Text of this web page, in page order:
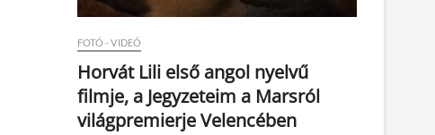
FOTÓ - VIDEÓ
Horvát Lili első angol nyelvű
filmje, a Jegyzeteim a Marsról
világpremierje Velencében